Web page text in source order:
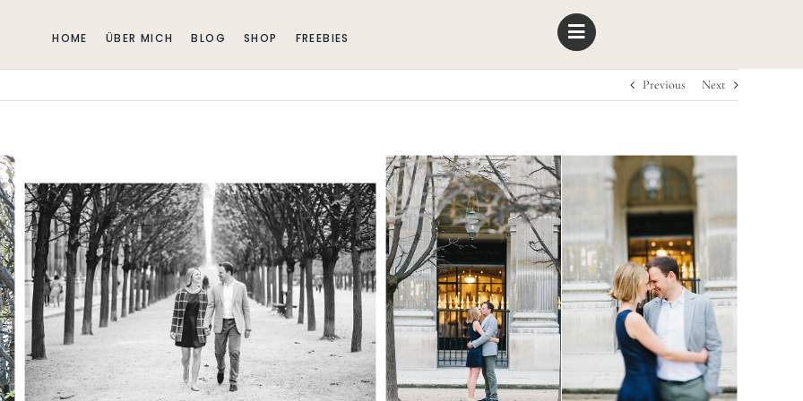
HOME ÜBER MICH BLOG SHOP FREEBIES
Previous Next